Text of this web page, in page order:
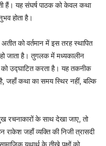
हैं। यह संघर्ष पाठक को केवल कथा
होता है।
को वर्तमान में इस तरह स्थापित
जाता है। तुगलक में मध्यकालीन
को उद्घाटित करता है। यह तकनीक
जहाँ कथा का समय स्थिर नहीं, बल्कि
रचनाकारों के साथ देखा जाए, तो
राकेश जहाँ व्यक्ति की निजी त्रासदी